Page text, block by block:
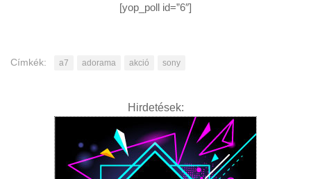
[yop_poll id=”6″]
Címkék: a7 adorama akció sony
Hirdetések: